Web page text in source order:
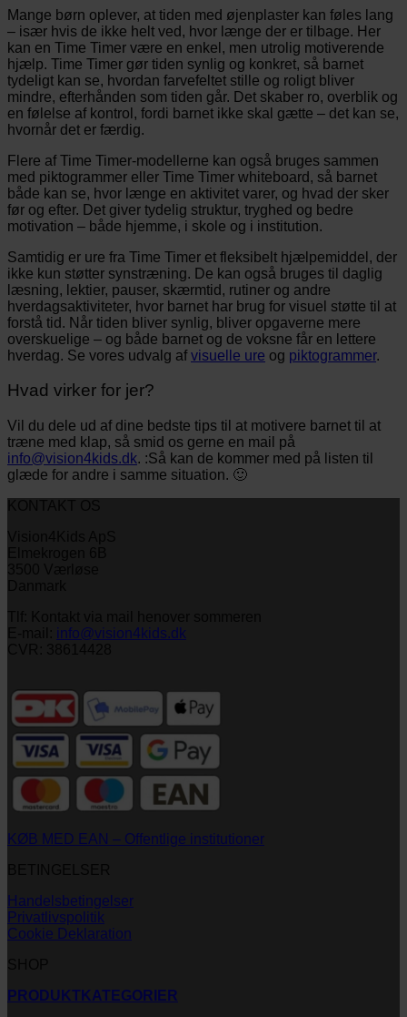
Mange børn oplever, at tiden med øjenplaster kan føles lang
– især hvis de ikke helt ved, hvor længe der er tilbage. Her
kan en Time Timer være en enkel, men utrolig motiverende
hjælp. Time Timer gør tiden synlig og konkret, så barnet
tydeligt kan se, hvordan farvefeltet stille og roligt bliver
mindre, efterhånden som tiden går. Det skaber ro, overblik og
en følelse af kontrol, fordi barnet ikke skal gætte – det kan se,
hvornår det er færdig.
Flere af Time Timer-modellerne kan også bruges sammen
med piktogrammer eller Time Timer whiteboard, så barnet
både kan se, hvor længe en aktivitet varer, og hvad der sker
før og efter. Det giver tydelig struktur, tryghed og bedre
motivation – både hjemme, i skole og i institution.
Samtidig er ure fra Time Timer et fleksibelt hjælpemiddel, der
ikke kun støtter synstræning. De kan også bruges til daglig
læsning, lektier, pauser, skærmtid, rutiner og andre
hverdagsaktiviteter, hvor barnet har brug for visuel støtte til at
forstå tid. Når tiden bliver synlig, bliver opgaverne mere
overskuelige – og både barnet og de voksne får en lettere
hverdag. Se vores udvalg afvisuelle ure og piktogrammer.
Hvad virker for jer?
Vil du dele ud af dine bedste tips til at motivere barnet til at
træne med klap, så smid os gerne en mail på
info@vision4kids.dk. :Så kan de kommer med på listen til
glæde for andre i samme situation. 🙂
info@vision4kids.dk
KØB MED EAN – Offentlige institutioner
Handelsbetingelser
Privatlivspolitik
Cookie Deklaration
PRODUKTKATEGORIER